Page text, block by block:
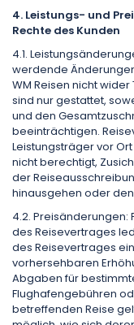
4. Leistungs- und
Rechte des Kunden
4.1.
werdende
WM Reisen nicht
sind nur gestattet,
und den
beeinträchtigen.
Leistungsträger vor
nicht berechtigt,
der
hinausgehen oder
4.2. Preisänderungen:
des Reisevertrages
des Reisevertrages
vorhersehbaren
Abgaben für
Flughafengebühren
betreffenden Reise